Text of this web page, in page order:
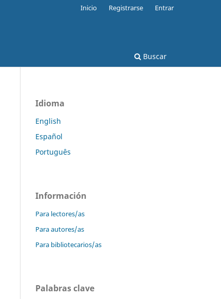
Buscar
Inicio Registrarse Entrar
Idioma
English
Español
Português
Información
Para lectores/as
Para autores/as
Para bibliotecarios/as
Palabras clave